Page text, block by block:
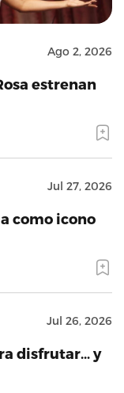
Ago 2, 2026
estrenan
Jul 27, 2026
como icono
Jul 26, 2026
disfrutar… y